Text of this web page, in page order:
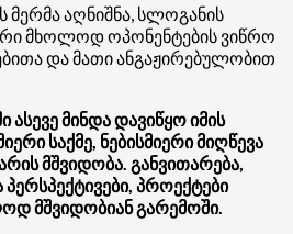
აღნიშნა, სლოგანის
მხოლოდ ოპონენტების ვიწრო
და მათი ანგაჟირებულობით
მინდა დავიწყო იმის
საქმე, ნებისმიერი მიღწევა
მშვიდობა. განვითარება,
პროექტები
მშვიდობიან გარემოში.